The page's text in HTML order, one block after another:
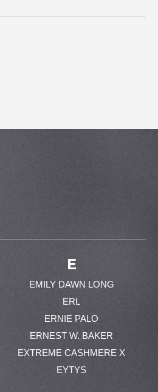
E
EMILY DAWN LONG
ERL
ERNIE PALO
ERNEST W. BAKER
EXTREME CASHMERE X
EYTYS